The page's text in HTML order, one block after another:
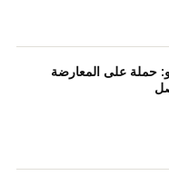
حملة على المعارضة